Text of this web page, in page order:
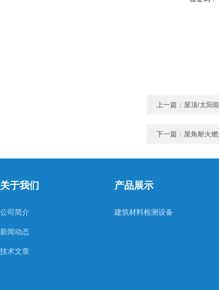
上一篇： 屋顶/太阳
下一篇： 屋角耐火
关于我们
公司简介
新闻动态
技术文章
产品展示
建筑材料检测设备